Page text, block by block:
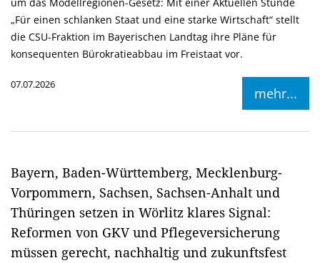
Für einen schlanken Staat und eine starke Wirtschaft“ stellt
die CSU-Fraktion im Bayerischen Landtag ihre Pläne für
konsequenten Bürokratieabbau im Freistaat vor.
07.07.2026
mehr...
Bayern, Baden-Württemberg, Mecklenburg-
Vorpommern, Sachsen, Sachsen-Anhalt und
Thüringen setzen in Wörlitz klares Signal:
Reformen von GKV und Pflegeversicherung
müssen gerecht, nachhaltig und zukunftsfest